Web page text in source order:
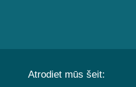
Atrodiet mūs šeit: